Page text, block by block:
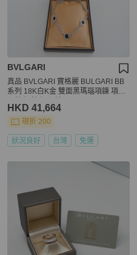
BVLGARI
真品 BVLGARI 寶格麗 BULGARI BB
系列 18K白K金 雙面黑瑪瑙項鍊 項鏈
HKD 41,664
現折 200
狀況良好 台灣 免運